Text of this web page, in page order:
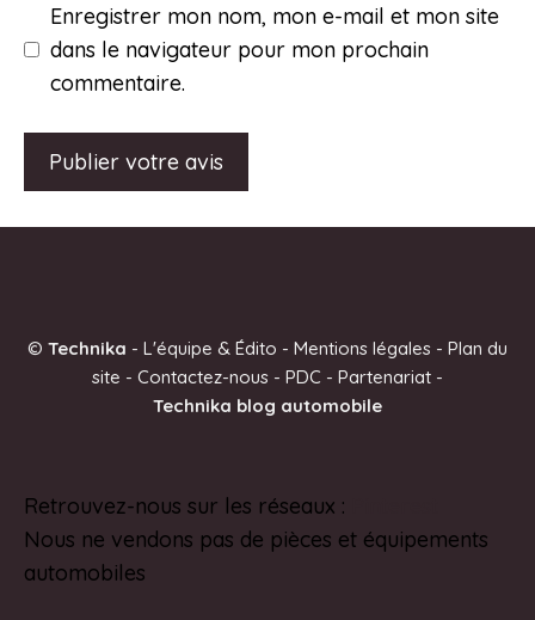
Enregistrer mon nom, mon e-mail et mon site
dans le navigateur pour mon prochain
commentaire.
r
v
e
:
© Technika - L'équipe & Édito - Mentions légales - Plan du
site - Contactez-nous - PDC - Partenariat -
Technika blog automobile
Retrouvez-nous sur les réseaux :
Nous ne vendons pas de pièces et équipements
automobiles